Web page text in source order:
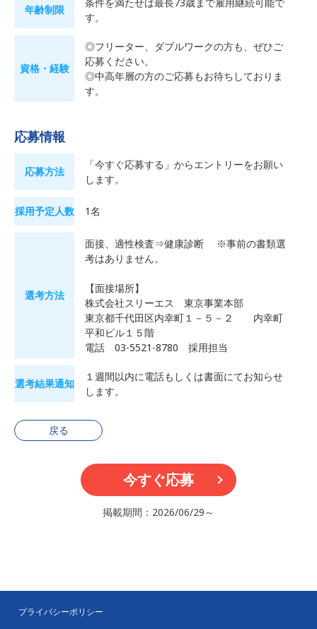
年齢制限
す。
資格・経験
◎フリーター、ダブルワークの方も、ぜひご
応募ください。
◎中高年層の方のご応募もお待ちしておりま
す。
応募情報
応募方法
「今すぐ応募する」からエントリーをお願い
します。
採用予定人数 1名
選考方法
面接、適性検査⇒健康診断 ※事前の書類選
考はありません。
【面接場所】
株式会社スリーエス 東京事業本部
東京都千代田区内幸町１－５－２ 内幸町
平和ビル１５階
電話 03-5521-8780 採用担当
選考結果通知
１週間以内に電話もしくは書面にてお知らせ
します。
戻る
今すぐ応募
掲載期間：2026/06/29～
プライバシーポリシー